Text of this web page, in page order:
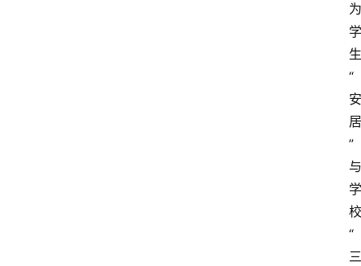
为
学
生
“
安
居
”
与
学
校
“
三